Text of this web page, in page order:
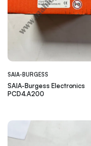
SAIA-BURGESS
SAIA-Burgess Electronics
PCD4.A200